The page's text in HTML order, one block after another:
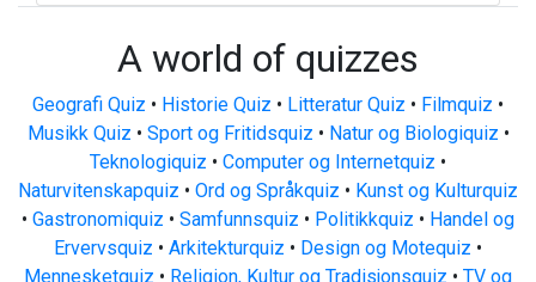
A world of quizzes
Geografi Quiz • Historie Quiz • Litteratur Quiz • Filmquiz •
Musikk Quiz • Sport og Fritidsquiz • Natur og Biologiquiz •
Teknologiquiz • Computer og Internetquiz •
Naturvitenskapquiz • Ord og Språkquiz • Kunst og Kulturquiz
• Gastronomiquiz • Samfunnsquiz • Politikkquiz • Handel og
Ervervsquiz • Arkitekturquiz • Design og Motequiz •
Mennesketquiz • Religion, Kultur og Tradisjonsquiz • TV og